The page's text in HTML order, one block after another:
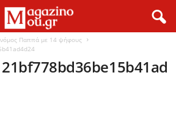
νόμος Παππά με 14 ψήφους